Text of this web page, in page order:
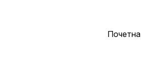
Почетна